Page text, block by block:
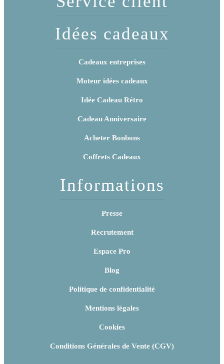
Idées cadeaux
Cadeaux entreprises
Moteur idées cadeaux
Idée Cadeau Rétro
Cadeau Anniversaire
Acheter Bonbons
Coffrets Cadeaux
Informations
Presse
Recrutement
Espace Pro
Blog
Politique de confidentialité
Mentions légales
Cookies
Conditions Générales de Vente (CGV)